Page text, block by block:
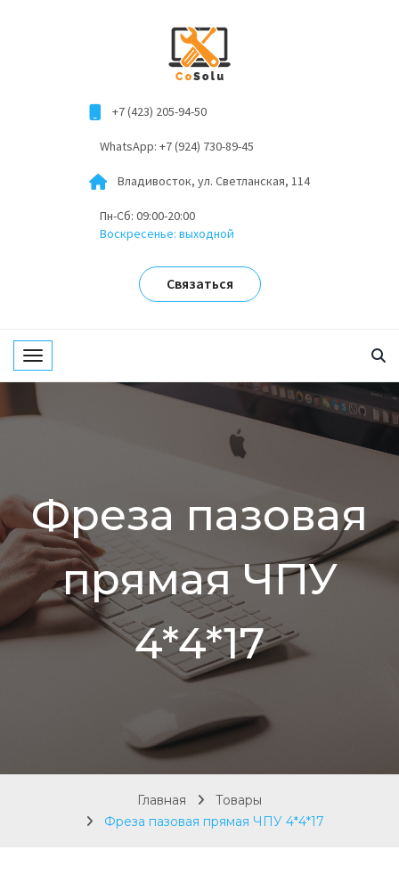
+7 (423) 205-94-50
WhatsApp: +7 (924) 730-89-45
Владивосток, ул. Светланская, 114
Пн-Сб: 09:00-20:00
Воскресенье: выходной
Связаться
Toggle navigation
Фреза пазовая
прямая ЧПУ
4*4*17
Главная
Товары
Фреза пазовая прямая ЧПУ 4*4*17